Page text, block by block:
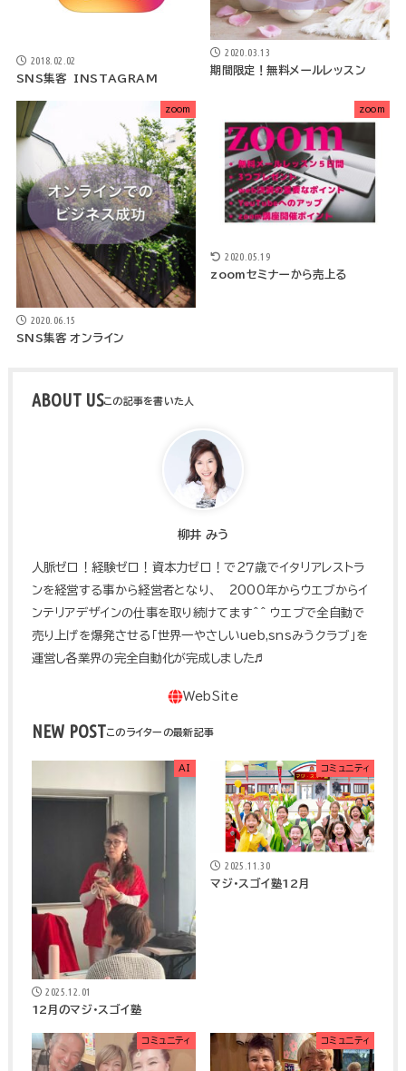
2018.02.02
SNS集客 INSTAGRAM
2020.03.13
期間限定！無料メールレッスン
zoom
2020.06.15
SNS集客 オンライン
zoom
2020.05.19
zoomセミナーから売上る
ABOUT US
柳井 みう
人脈ゼロ！経験ゼロ！資本力ゼロ！で２７歳でイタリアレストラ
ンを経営する事から経営者となり、 2000年からウエブからイ
ンテリアデザインの仕事を取り続けてます^^ ウエブで全自動で
売り上げを爆発させる「世界一やさしいueb,snsみうクラブ」を
運営し各業界の完全自動化が完成しました♬
NEW POST
AI
2025.12.01
12月のマジ・スゴイ塾
コミュニティ
2025.11.30
マジ・スゴイ塾12月
コミュニティ コミュニティ